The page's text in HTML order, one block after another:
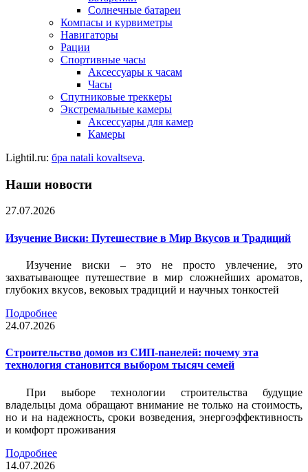
Солнечные батареи
Компасы и курвиметры
Навигаторы
Рации
Спортивные часы
Аксессуары к часам
Часы
Спутниковые треккеры
Экстремальные камеры
Аксессуары для камер
Камеры
Lightil.ru: бра natali kovaltseva.
Наши новости
27.07.2026
Изучение Виски: Путешествие в Мир Вкусов и Традиций
Изучение виски – это не просто увлечение, это
захватывающее путешествие в мир сложнейших ароматов,
глубоких вкусов, вековых традиций и научных тонкостей
Подробнее
24.07.2026
Строительство домов из СИП-панелей: почему эта
технология становится выбором тысяч семей
При выборе технологии строительства будущие
владельцы дома обращают внимание не только на стоимость,
но и на надежность, сроки возведения, энергоэффективность
и комфорт проживания
Подробнее
14.07.2026